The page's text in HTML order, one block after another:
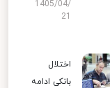
1405/04/
اختلال
بانکی ادامه